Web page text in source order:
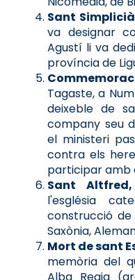
Sant
va designar
Agustí li va
província de
Tagaste, a
deixeble de
company seu
el ministeri
contra els
participar amb
Sant
l'església
construcció de
Saxònia,
Mort de sant
memòria del